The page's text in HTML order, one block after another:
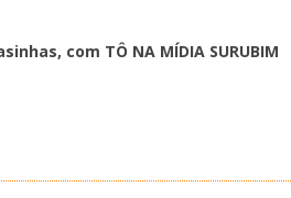
com TÔ NA MÍDIA SURUBIM